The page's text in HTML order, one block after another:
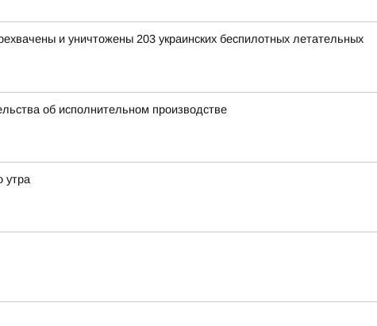
и уничтожены 203 украинских беспилотных летательных
об исполнительном производстве
утра